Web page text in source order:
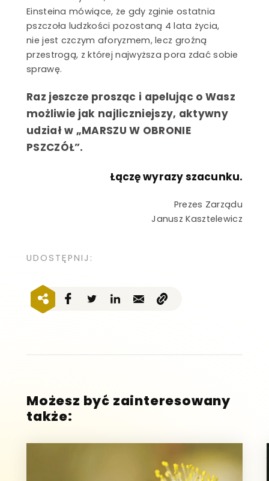
Einsteina mówiące, że gdy zginie ostatnia
pszczoła ludzkości pozostaną 4 lata życia,
nie jest czczym aforyzmem, lecz groźną
przestrogą, z której najwyższa pora zdać sobie
sprawę.
Raz jeszcze prosząc i apelując o Wasz
możliwie jak najliczniejszy, aktywny
udział w „MARSZU W OBRONIE
PSZCZÓŁ”.
Łączę wyrazy szacunku.
Prezes Zarządu
Janusz Kasztelewicz
UDOSTĘPNIJ:
Możesz być zainteresowany
także: